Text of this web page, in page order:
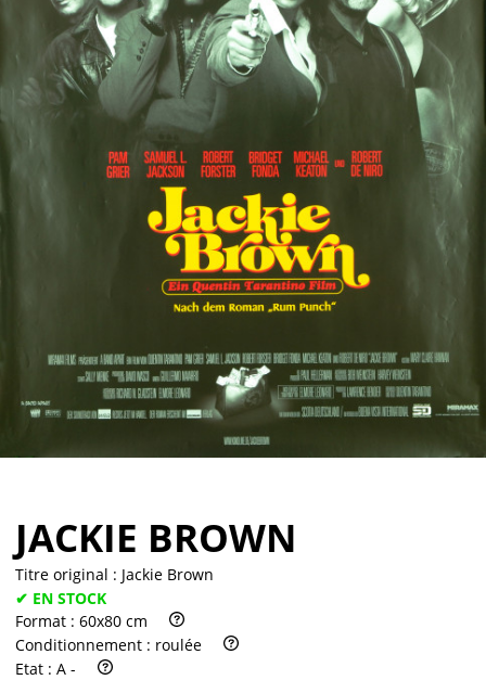
Vendre
JACKIE BROWN
Titre original : Jackie Brown
✔ EN STOCK
Format : 60x80 cm
Conditionnement : roulée
Etat : A -